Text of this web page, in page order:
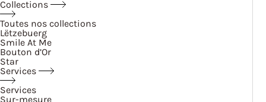
Collections
Toutes nos collections
Lëtzebuerg
Smile At Me
Bouton d’Or
Star
Services
Services
Sur-mesure